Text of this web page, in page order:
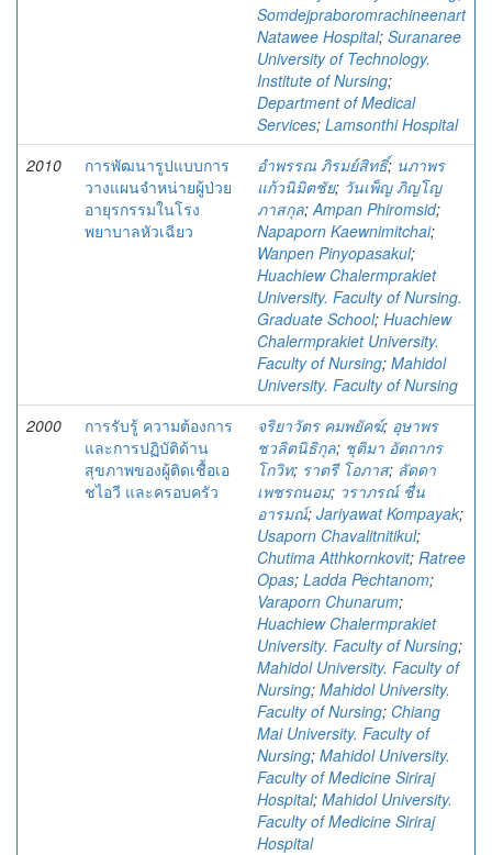
Somdejpraboromrachineenart
Natawee Hospital; Suranaree
University of Technology.
Institute of Nursing;
Department of Medical
Services; Lamsonthi Hospital
2010
การพัฒนารูปแบบการ
วางแผนจำหน่ายผู้ป่วย
อายุรกรรมในโรง
พยาบาลหัวเฉียว
อำพรรณ ภิรมย์สิทธิ์; นภาพร
แก้วนิมิตชัย; วันเพ็ญ ภิญโญ
ภาสกุล;Ampan Phiromsid;
Napaporn Kaewnimitchai;
Wanpen Pinyopasakul;
Huachiew Chalermprakiet
University. Faculty of Nursing.
Graduate School; Huachiew
Chalermprakiet University.
Faculty of Nursing; Mahidol
University. Faculty of Nursing
2000
การรับรู้ ความต้องการ
และการปฏิบัติด้าน
สุขภาพของผู้ติดเชื้อเอ
ชไอวี และครอบครัว
จริยาวัตร คมพยัคฆ์; อุษาพร
ชวลิตนิธิกุล; ชุติมา อัตถากร
โกวิท; ราตรี โอภาส; ลัดดา
เพชรถนอม; วราภรณ์ ชื่น
อารมณ์; Jariyawat Kompayak;
Usaporn Chavalitnitikul;
Chutima Atthkornkovit; Ratree
Opas; Ladda Pechtanom;
Varaporn Chunarum;
Huachiew Chalermprakiet
University. Faculty of Nursing;
Mahidol University. Faculty of
Nursing; Mahidol University.
Faculty of Nursing; Chiang
Mai University. Faculty of
Nursing; Mahidol University.
Faculty of Medicine Siriraj
Hospital; Mahidol University.
Faculty of Medicine Siriraj
Hospital